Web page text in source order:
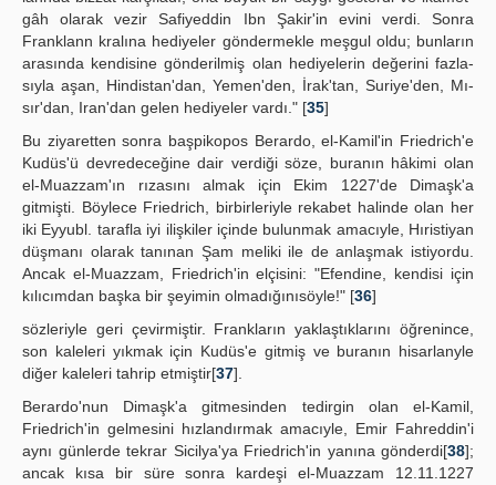
gâh olarak vezir Safiyeddin Ibn Şakir'in evini verdi. Sonra
Franklann kralına hediyeler göndermekle meşgul oldu; bunların
arasında kendisine gönderilmiş olan hediyelerin değerini fazla-
sıyla aşan, Hindistan'dan, Yemen'den, İrak'tan, Suriye'den, Mı-
sır'dan, Iran'dan gelen hediyeler vardı." [35]
Bu ziyaretten sonra başpikopos Berardo, el-Kamil'in Friedrich'e
Kudüs'ü devredeceğine dair verdiği söze, buranın hâkimi olan
el-Muazzam'ın rızasını almak için Ekim 1227'de Dimaşk'a
gitmişti. Böylece Friedrich, birbirleriyle rekabet halinde olan her
iki Eyyubl. tarafla iyi ilişkiler içinde bulunmak amacıyle, Hıristiyan
düşmanı olarak tanınan Şam meliki ile de anlaşmak istiyordu.
Ancak el-Muazzam, Friedrich'in elçisini: "Efendine, kendisi için
kılıcımdan başka bir şeyimin olmadığınısöyle!" [36]
sözleriyle geri çevirmiştir. Frankların yaklaştıklarını öğrenince,
son kaleleri yıkmak için Kudüs'e gitmiş ve buranın hisarlanyle
diğer kaleleri tahrip etmiştir[37].
Berardo'nun Dimaşk'a gitmesinden tedirgin olan el-Kamil,
Friedrich'in gelmesini hızlandırmak amacıyle, Emir Fahreddin'i
aynı günlerde tekrar Sicilya'ya Friedrich'in yanına gönderdi[38];
ancak kısa bir süre sonra kardeşi el-Muazzam 12.11.1227